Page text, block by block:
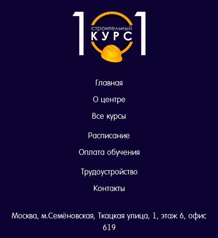
Главная
О центре
Все курсы
Расписание
Оплата обучения
Трудоустройство
Контакты
Москва, м.Семёновская, Ткацкая улица, 1, этаж 6, офис
619